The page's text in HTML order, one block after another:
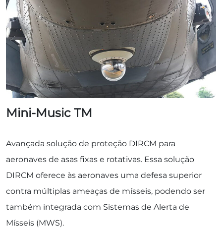
Mini-Music TM
Avançada solução de proteção DIRCM para
aeronaves de asas fixas e rotativas. Essa solução
DIRCM oferece às aeronaves uma defesa superior
contra múltiplas ameaças de mísseis, podendo ser
também integrada com Sistemas de Alerta de
Mísseis (MWS).